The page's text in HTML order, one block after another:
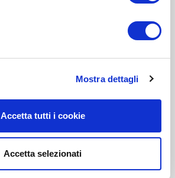
Mostra dettagli
Accetta tutti i cookie
Accetta selezionati